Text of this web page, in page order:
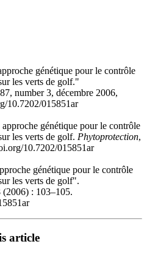
génétique pour le contrôle
les verts de golf."
number 3, décembre 2006,
10.7202/015851ar
génétique pour le contrôle
les verts de golf. Phytoprotection,
10.7202/015851ar
génétique pour le contrôle
les verts de golf".
(2006) : 103–105.
article